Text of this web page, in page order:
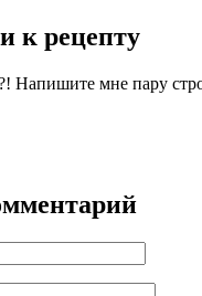
к рецепту
Напишите мне пару